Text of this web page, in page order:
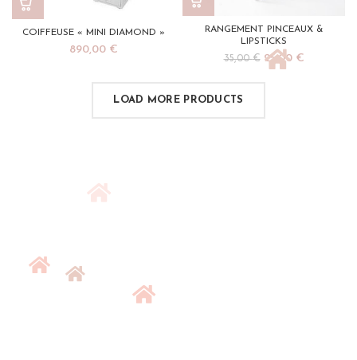
COIFFEUSE « MINI DIAMOND »
890,00 €
RANGEMENT PINCEAUX &
LIPSTICKS
35,00€ Le
prix
25,00 €Le
LOAD MORE PRODUCTS